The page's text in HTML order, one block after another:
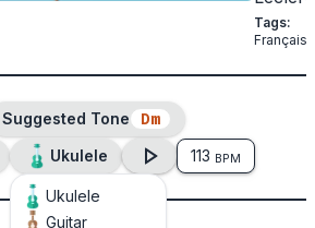
Tags:
Français
Suggested Tone Dm
Ukulele
Ukulele
Guitar
113 BPM